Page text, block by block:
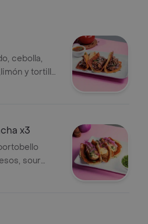
cebolla,
y tortilla
x3
sour
gallo y